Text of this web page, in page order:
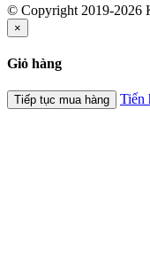
© Copyright 2019-
×
Giỏ hàng
Tiếp tục mua hàng Tiến